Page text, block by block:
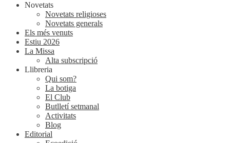
Novetats
Novetats religioses
Novetats generals
Els més venuts
Estiu 2026
La Missa
Alta subscripció
Llibreria
Qui som?
La botiga
El Club
Butlletí setmanal
Activitats
Blog
Editorial